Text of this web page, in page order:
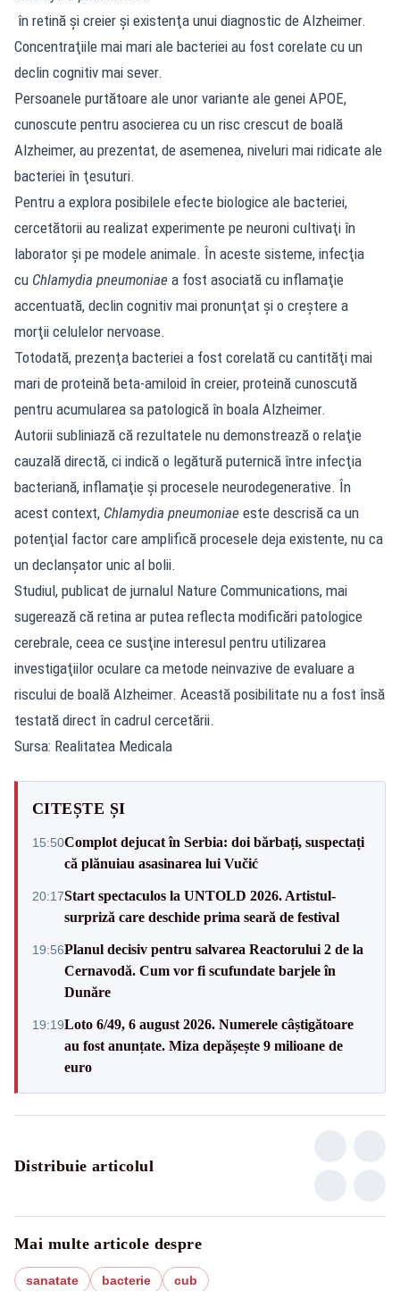
în retină şi creier şi existenţa unui diagnostic de Alzheimer.
Concentraţiile mai mari ale bacteriei au fost corelate cu un
declin cognitiv mai sever.
Persoanele purtătoare ale unor variante ale genei APOE,
cunoscute pentru asocierea cu un risc crescut de boală
Alzheimer, au prezentat, de asemenea, niveluri mai ridicate ale
bacteriei în ţesuturi.
Pentru a explora posibilele efecte biologice ale bacteriei,
cercetătorii au realizat experimente pe neuroni cultivaţi în
laborator şi pe modele animale. În aceste sisteme, infecţia
cu Chlamydia pneumoniae a fost asociată cu inflamaţie
accentuată, declin cognitiv mai pronunţat şi o creştere a
morţii celulelor nervoase.
Totodată, prezenţa bacteriei a fost corelată cu cantităţi mai
mari de proteină beta-amiloid în creier, proteină cunoscută
pentru acumularea sa patologică în boala Alzheimer.
Autorii subliniază că rezultatele nu demonstrează o relaţie
cauzală directă, ci indică o legătură puternică între infecţia
bacteriană, inflamaţie şi procesele neurodegenerative. În
acest context, Chlamydia pneumoniae este descrisă ca un
potenţial factor care amplifică procesele deja existente, nu ca
un declanşator unic al bolii.
Studiul, publicat de jurnalul Nature Communications, mai
sugerează că retina ar putea reflecta modificări patologice
cerebrale, ceea ce susţine interesul pentru utilizarea
investigaţiilor oculare ca metode neinvazive de evaluare a
riscului de boală Alzheimer. Această posibilitate nu a fost însă
testată direct în cadrul cercetării.
Sursa: Realitatea Medicala
CITEȘTE ȘI
15:50Complot dejucat în Serbia: doi bărbați, suspectați
că plănuiau asasinarea lui Vučić
20:17Start spectaculos la UNTOLD 2026. Artistul-
surpriză care deschide prima seară de festival
19:56Planul decisiv pentru salvarea Reactorului 2 de la
Cernavodă. Cum vor fi scufundate barjele în
Dunăre
19:19Loto 6/49, 6 august 2026. Numerele câștigătoare
au fost anunțate. Miza depășește 9 milioane de
euro
Distribuie articolul
Mai multe articole despre
sanatate bacterie cub